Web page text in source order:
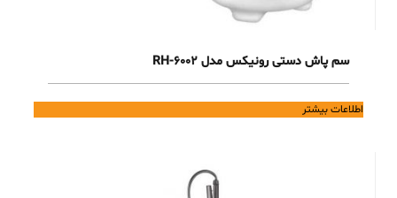
سم پاش دستی رونیکس مدل RH-6002
اطلاعات بیشتر